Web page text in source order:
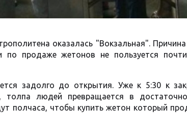
оказалась "Вокзальная".
продаже жетонов не пользуется
задолго до открытия. Уже к 5:30 к
толпа людей превращается в
полчаса, чтобы купить жетон который